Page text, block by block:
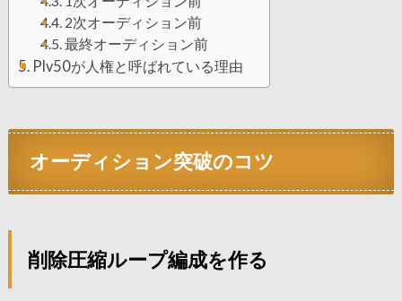
2次オーディション前
最終オーディション前
Plv50が人権と呼ばれている理由
オーディション突破のコツ
削除圧縮ループ編成を作る